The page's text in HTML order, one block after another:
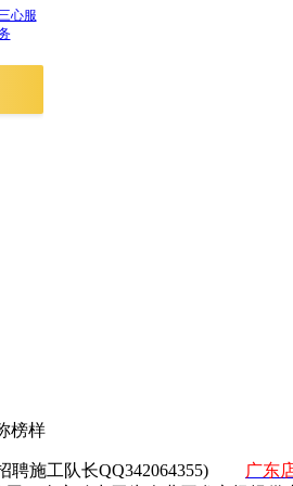
心服
聘施工队长QQ342064355)
广东